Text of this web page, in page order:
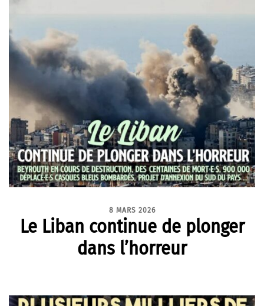
8 MARS 2026
Le Liban continue de plonger
dans l’horreur